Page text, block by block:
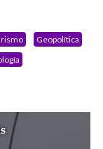
Geopolítica